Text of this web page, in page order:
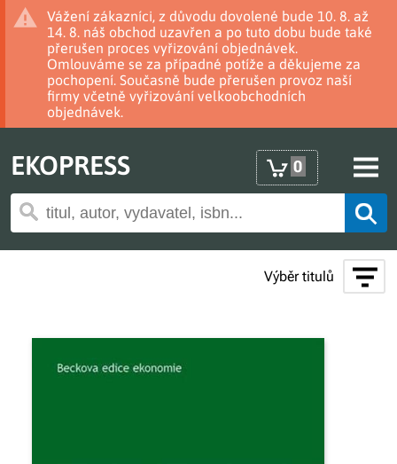
Vážení zákazníci, z důvodu dovolené bude 10. 8. až
14. 8. náš obchod uzavřen a po tuto dobu bude také
přerušen proces vyřizování objednávek.
Omlouváme se za případné potíže a děkujeme za
pochopení. Současně bude přerušen provoz naší
firmy včetně vyřizování velkoobchodních
objednávek.
EKOPRESS 0
Výběr titulů